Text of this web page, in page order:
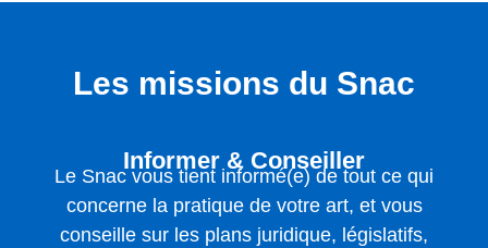
Les missions du Snac
Informer & Conseiller
Le Snac vous tient informé(e) de tout ce qui
concerne la pratique de votre art, et vous
conseille sur les plans juridique, législatifs,